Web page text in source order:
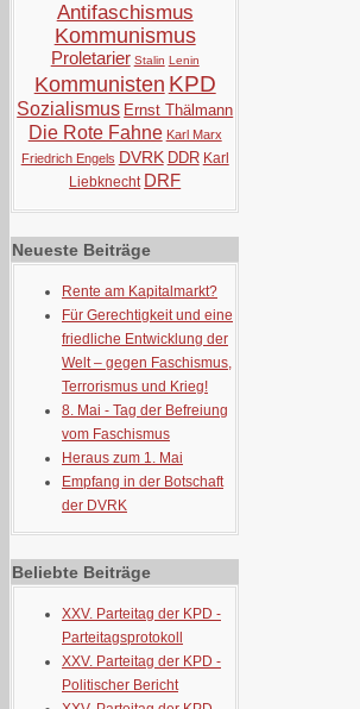
Antifaschismus
Kommunismus
Proletarier Stalin Lenin
Kommunisten KPD
Sozialismus Ernst Thälmann
Die Rote Fahne Karl Marx
Friedrich Engels DVRK DDR Karl
Liebknecht DRF
Neueste Beiträge
Rente am Kapitalmarkt?
Für Gerechtigkeit und eine
friedliche Entwicklung der
Welt – gegen Faschismus,
Terrorismus und Krieg!
8. Mai - Tag der Befreiung
vom Faschismus
Heraus zum 1. Mai
Empfang in der Botschaft
der DVRK
Beliebte Beiträge
XXV. Parteitag der KPD -
Parteitagsprotokoll
XXV. Parteitag der KPD -
Politischer Bericht